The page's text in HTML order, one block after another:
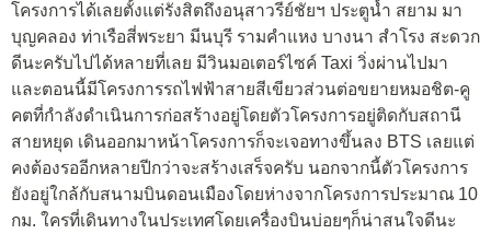
โครงการได้เลยตั้งแต่รังสิตถึงอนุสาวรีย์ชัยฯ ประตูน้ำ สยาม มา
บุญคลอง ท่าเรือสี่พระยา มีนบุรี รามคำแหง บางนา สำโรง สะดวก
ดีนะครับไปได้หลายที่เลย มีวินมอเตอร์ไซค์ Taxi วิ่งผ่านไปมา
และตอนนี้มีโครงการรถไฟฟ้าสายสีเขียวส่วนต่อขยายหมอชิต-คู
คตที่กำลังดำเนินการก่อสร้างอยู่โดยตัวโครงการอยู่ติดกับสถานี
สายหยุด เดินออกมาหน้าโครงการก็จะเจอทางขึ้นลง BTS เลยแต่
คงต้องรออีกหลายปีกว่าจะสร้างเสร็จครับ นอกจากนี้ตัวโครงการ
ยังอยู่ใกล้กับสนามบินดอนเมืองโดยห่างจากโครงการประมาณ 10
กม. ใครที่เดินทางในประเทศโดยเครื่องบินบ่อยๆก็น่าสนใจดีนะ